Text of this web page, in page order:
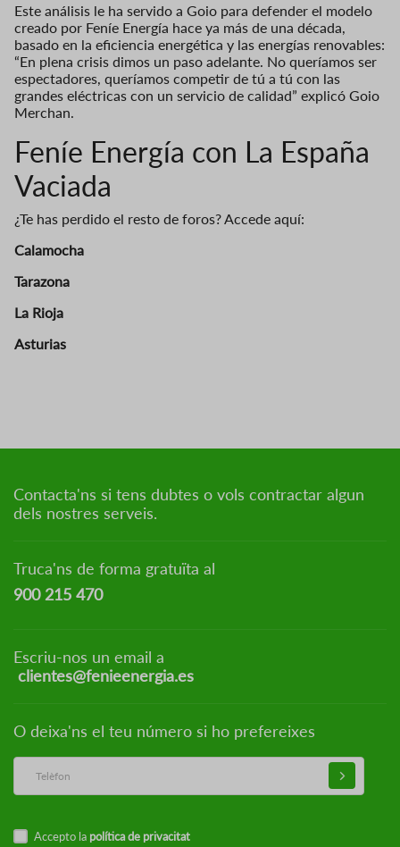
Este análisis le ha servido a Goio para defender el modelo
creado por Feníe Energía hace ya más de una década,
basado en la eficiencia energética y las energías renovables:
“En plena crisis dimos un paso adelante. No queríamos ser
espectadores, queríamos competir de tú a tú con las
grandes eléctricas con un servicio de calidad” explicó Goio
Merchan.
Feníe Energía con La España
Vaciada
¿Te has perdido el resto de foros? Accede aquí:
Calamocha
Tarazona
La Rioja
Asturias
Contacta'ns si tens dubtes o vols contractar algun
dels nostres serveis.
Truca'ns de forma gratuïta al
900 215 470
Escriu-nos un email a
clientes@fenieenergia.es
O deixa'ns el teu número si ho prefereixes
Accepto la política de privacitat